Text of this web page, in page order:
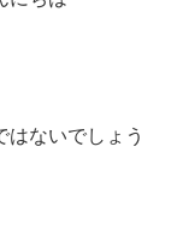
はないでしょう